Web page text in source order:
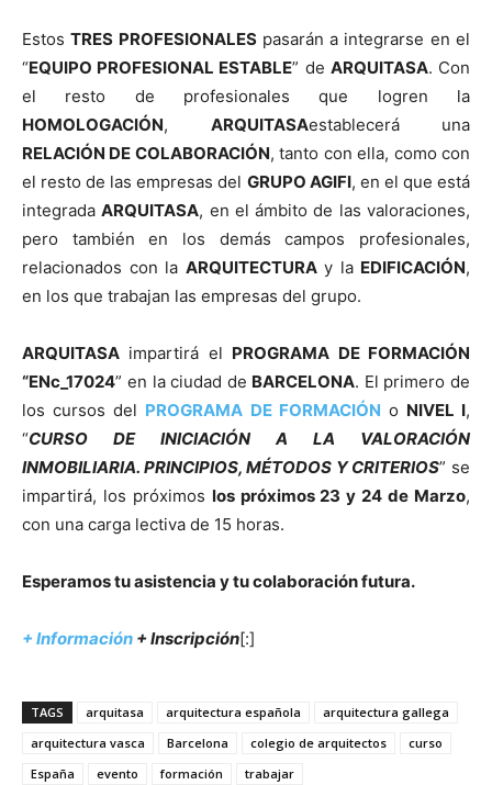
EstosTRES PROFESIONALESpasarán a integrarse en el
“EQUIPO PROFESIONAL ESTABLE” de ARQUITASA. Con
el resto de profesionales que logren la
HOMOLOGACIÓN, ARQUITASAestablecerá una
RELACIÓN DE COLABORACIÓN, tanto con ella, como con
el resto de las empresas del GRUPO AGIFI, en el que está
integradaARQUITASA, en el ámbito de las valoraciones,
pero también en los demás campos profesionales,
relacionados con la ARQUITECTURAy la EDIFICACIÓN,
en los que trabajan las empresas del grupo.
ARQUITASA impartirá el PROGRAMA DE FORMACIÓN
“ENc_17024” en la ciudad de BARCELONA. El primero de
los cursos del PROGRAMA DE FORMACIÓN o NIVEL I,
“CURSO DE INICIACIÓN A LA VALORACIÓN
INMOBILIARIA. PRINCIPIOS, MÉTODOS Y CRITERIOS” se
impartirá, los próximos los próximos 23 y 24 de Marzo,
con una carga lectiva de 15 horas.
Esperamos tu asistencia y tu colaboración futura.
+ Información + Inscripción[:]
TAGS arquitasa arquitectura española
arquitectura gallega
arquitectura vasca
Barcelona colegio de arquitectos
curso
España
evento formación trabajar